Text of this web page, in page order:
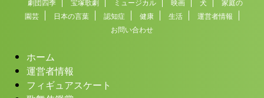
劇団四季 宝塚歌劇 ミュージカル 映画 犬
家庭の
園芸
日本の言葉 認知症 健康 生活
運営者情報
お問い合わせ
ホーム
運営者情報
フィギュアスケート